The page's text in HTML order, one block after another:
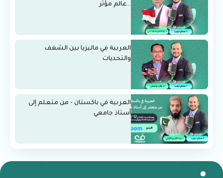
..عالم مؤثر
العربية في ماليزيا بين الشغف
والتحديات
العربية في باكستان - من متعلم إلى
أستاذ جامعي